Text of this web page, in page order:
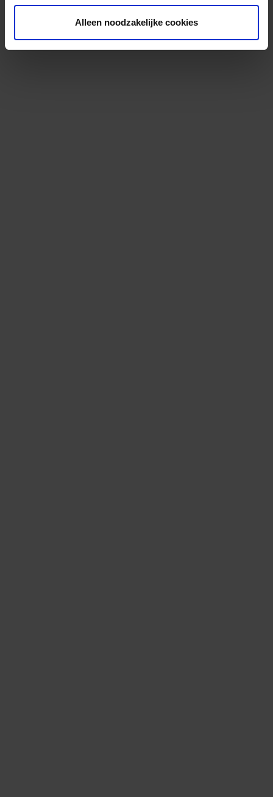
Alleen noodzakelijke cookies